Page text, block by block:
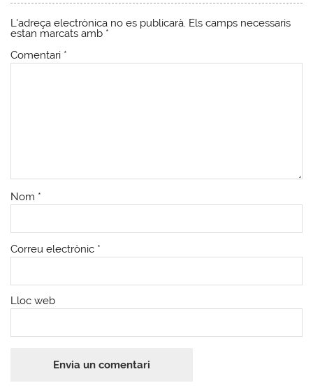
L'adreça electrònica no es publicarà. Els camps necessaris
estan marcats amb *
Comentari *
Nom *
Correu electrònic *
Lloc web